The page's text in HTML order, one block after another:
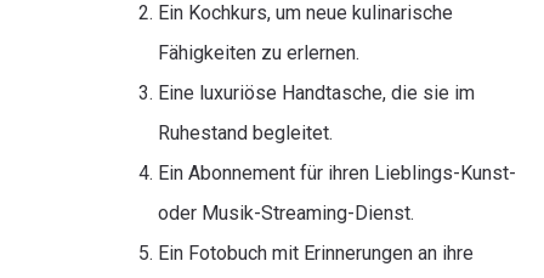
Ein Kochkurs, um neue kulinarische
Fähigkeiten zu erlernen.
Eine luxuriöse Handtasche, die sie im
Ruhestand begleitet.
Ein Abonnement für ihren Lieblings-Kunst-
oder Musik-Streaming-Dienst.
Ein Fotobuch mit Erinnerungen an ihre